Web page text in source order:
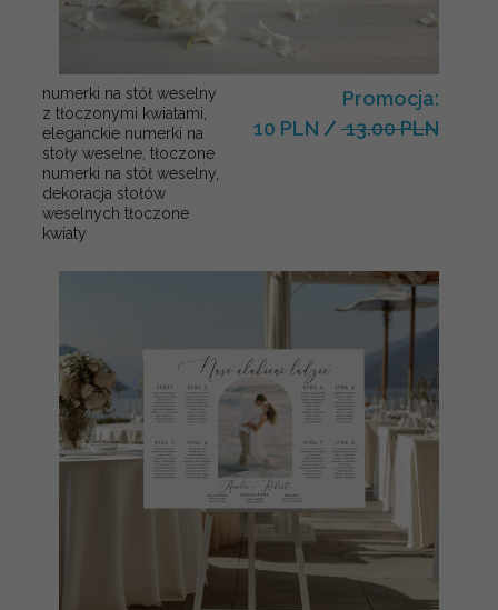
numerki na stół weselny
z tłoczonymi kwiatami,
eleganckie numerki na
stoły weselne, tłoczone
numerki na stół weselny,
dekoracja stołów
weselnych tłoczone
kwiaty
Promocja:
10 PLN / 13.00 PLN